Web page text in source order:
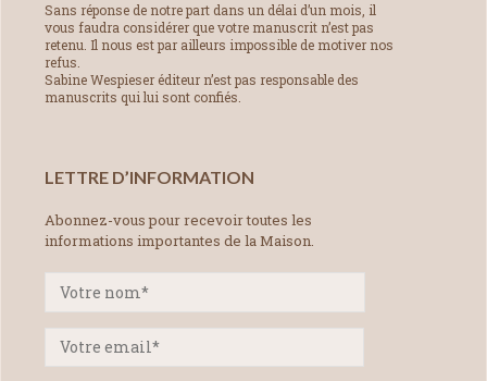
Sans réponse de notre part dans un délai d’un mois, il
vous faudra considérer que votre manuscrit n’est pas
retenu. Il nous est par ailleurs impossible de motiver nos
refus.
Sabine Wespieser éditeur n’est pas responsable des
manuscrits qui lui sont confiés.
LETTRE D’INFORMATION
Abonnez-vous pour recevoir toutes les
informations importantes de la Maison.